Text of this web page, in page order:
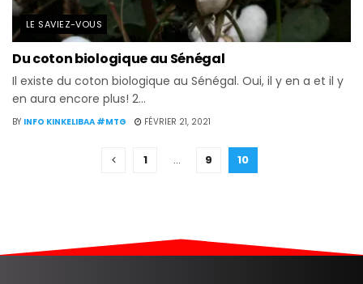
LE SAVIEZ-VOUS
Du coton biologique au Sénégal
Il existe du coton biologique au Sénégal. Oui, il y en a et il y
en aura encore plus! 2...
BY INFO KINKELIBAA #MTG FÉVRIER 21, 2021
1 … 9 10